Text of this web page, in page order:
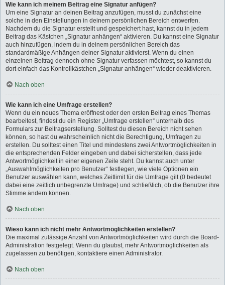
Wie kann ich meinem Beitrag eine Signatur anfügen?
Um eine Signatur an deinen Beitrag anzufügen, musst du zunächst eine
solche in den Einstellungen in deinem persönlichen Bereich entwerfen.
Nachdem du die Signatur erstellt und gespeichert hast, kannst du in jedem
Beitrag das Kästchen „Signatur anhängen“ aktivieren. Du kannst eine Signatur
auch hinzufügen, indem du in deinem persönlichen Bereich das
standardmäßige Anhängen deiner Signatur aktivierst. Wenn du einen
einzelnen Beitrag dennoch ohne Signatur verfassen möchtest, so kannst du
dort einfach das Kontrollkästchen „Signatur anhängen“ wieder deaktivieren.
Nach oben
Wie kann ich eine Umfrage erstellen?
Wenn du ein neues Thema eröffnest oder den ersten Beitrag eines Themas
bearbeitest, findest du ein Register „Umfrage erstellen“ unterhalb des
Formulars zur Beitragserstellung. Solltest du diesen Bereich nicht sehen
können, so hast du wahrscheinlich nicht die Berechtigung, Umfragen zu
erstellen. Du solltest einen Titel und mindestens zwei Antwortmöglichkeiten in
die entsprechenden Felder eingeben und dabei sicherstellen, dass jede
Antwortmöglichkeit in einer eigenen Zeile steht. Du kannst auch unter
„Auswahlmöglichkeiten pro Benutzer“ festlegen, wie viele Optionen ein
Benutzer auswählen kann, welches Zeitlimit für die Umfrage gilt (0 bedeutet
dabei eine zeitlich unbegrenzte Umfrage) und schließlich, ob die Benutzer ihre
Stimme ändern können.
Nach oben
Wieso kann ich nicht mehr Antwortmöglichkeiten erstellen?
Die maximal zulässige Anzahl von Antwortmöglichkeiten wird durch die Board-
Administration festgelegt. Wenn du glaubst, mehr Antwortmöglichkeiten als
zugelassen zu benötigen, kontaktiere einen Administrator.
Nach oben